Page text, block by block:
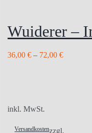
Wuiderer –
36,00€ – 72,00€
inkl. MwSt.
zzgl.
Versandkosten